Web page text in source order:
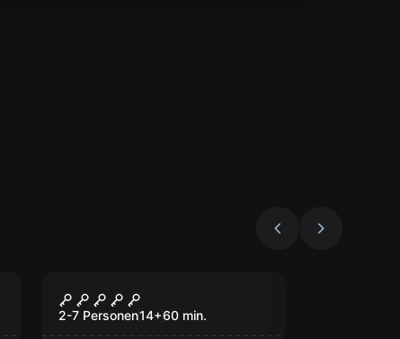
Upside Down
2-7 Personen14+60 min.